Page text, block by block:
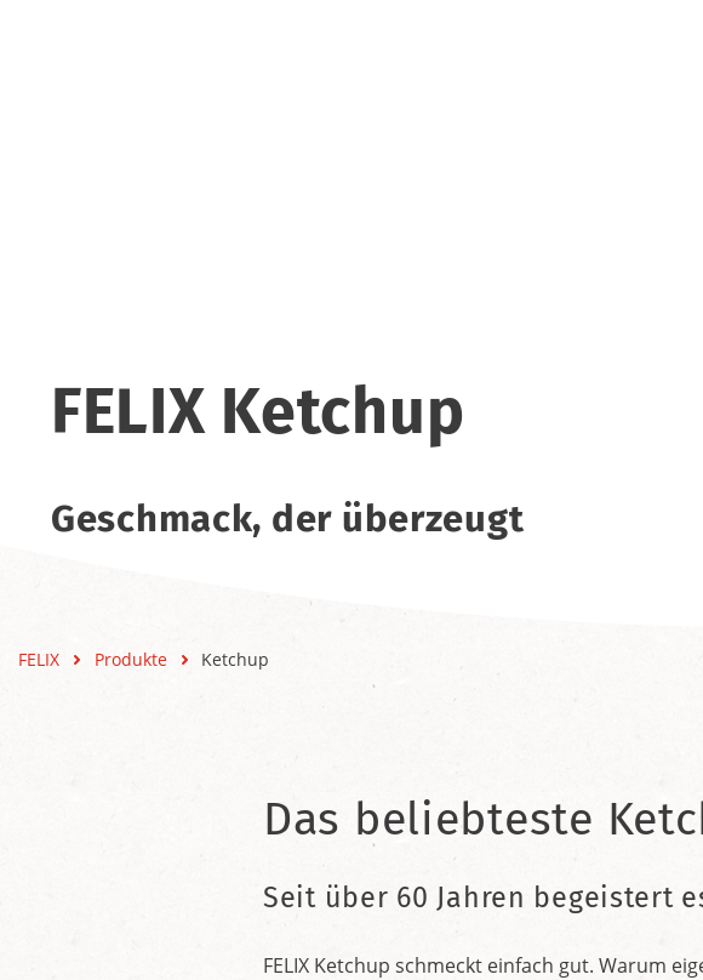
FELIX Ketchup
Geschmack, der überzeugt
FELIX Produkte Ketchup
Das beliebteste
Seit über 60 Jahren begeistert
FELIX Ketchup schmeckt einfach gut. Warum